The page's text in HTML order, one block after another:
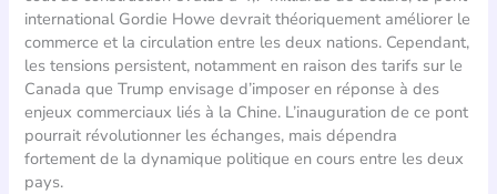
international Gordie Howe devrait théoriquement améliorer le
commerce et la circulation entre les deux nations. Cependant,
les tensions persistent, notamment en raison des tarifs sur le
Canada que Trump envisage d’imposer en réponse à des
enjeux commerciaux liés à la Chine. L’inauguration de ce pont
pourrait révolutionner les échanges, mais dépendra
fortement de la dynamique politique en cours entre les deux
pays.